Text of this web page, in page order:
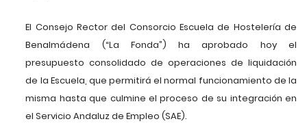
El Consejo Rector del Consorcio Escuela de Hostelería de
Benalmádena (“La Fonda”) ha aprobado hoy el
presupuesto consolidado de operaciones de liquidación
de la Escuela, que permitirá el normal funcionamiento de la
misma hasta que culmine el proceso de su integración en
el Servicio Andaluz de Empleo (SAE).